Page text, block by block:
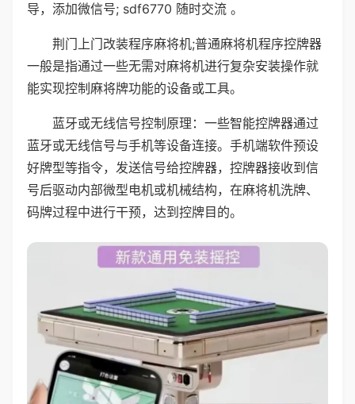
导，添加微信号; sdf6770 随时交流 。
荆门上门改装程序麻将机;普通麻将机程序控牌器
一般是指通过一些无需对麻将机进行复杂安装操作就
能实现控制麻将牌功能的设备或工具。
蓝牙或无线信号控制原理：一些智能控牌器通过
蓝牙或无线信号与手机等设备连接。手机端软件预设
好牌型等指令，发送信号给控牌器，控牌器接收到信
号后驱动内部微型电机或机械结构，在麻将机洗牌、
码牌过程中进行干预，达到控牌目的。